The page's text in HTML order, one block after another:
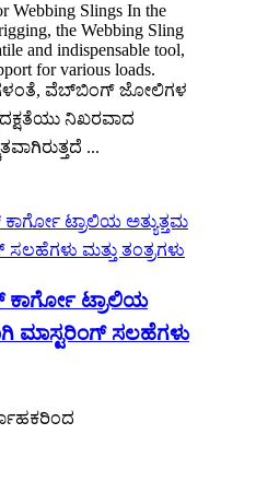
Webbing Slings In the
the Webbing Sling
and indispensable tool,
for various loads.
ವೆಬ್‌ಬಿಂಗ್ ಜೋಲಿಗಳ
ನಿಖರವಾದ
...
ಟ್ರಾಲಿಯ
ಮಾಸ್ಟರಿಂಗ್ ಸಲಹೆಗಳು